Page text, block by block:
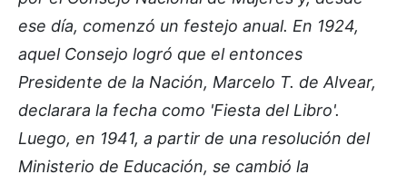
ese día, comenzó un festejo anual. En 1924,
aquel Consejo logró que el entonces
Presidente de la Nación, Marcelo T. de Alvear,
declarara la fecha como 'Fiesta del Libro'.
Luego, en 1941, a partir de una resolución del
Ministerio de Educación, se cambió la